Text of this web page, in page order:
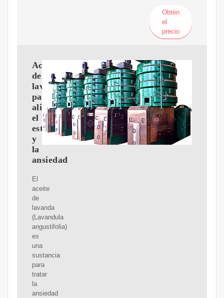
Obtén
el
precio
Aceite
de
lavanda
para
aliviar
el
estrés
y
la
ansiedad
El
aceite
de
lavanda
(Lavandula
angustifolia)
es
una
sustancia
para
tratar
la
ansiedad